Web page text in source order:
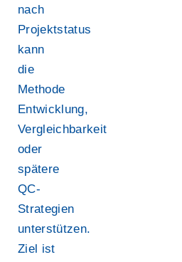
nach
Projektstatus
kann
die
Methode
Entwicklung,
Vergleichbarkeit
oder
spätere
QC-
Strategien
unterstützen.
Ziel ist